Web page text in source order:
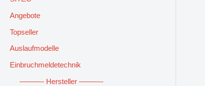
Angebote
Topseller
Auslaufmodelle
Einbruchmeldetechnik
———- Hersteller ———-